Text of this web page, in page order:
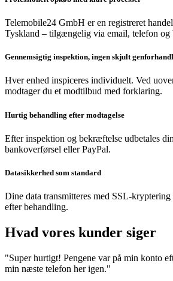
Telemobile24 GmbH er en registreret
Tyskland – tilgængelig via email, telefon og
Gennemsigtig inspektion, ingen skjult
Hver enhed inspiceres individuelt. Ved
modtager du et modtilbud med forklaring.
Hurtig behandling efter modtagelse
Efter inspektion og bekræftelse udbetales
bankoverførsel eller PayPal.
Datasikkerhed som standard
Dine data transmitteres med SSL-
efter behandling.
Hvad vores kunder siger
"Super hurtigt! Pengene var på min konto
min næste telefon her igen."